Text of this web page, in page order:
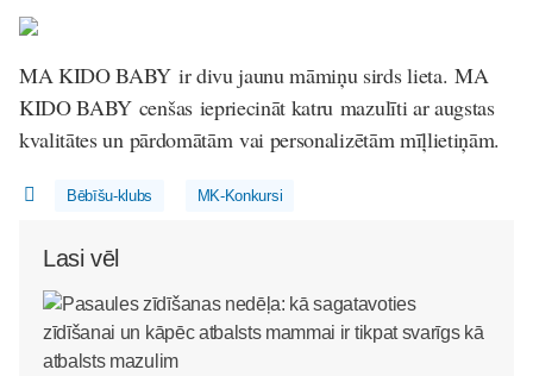
MA KIDO BABY ir divu jaunu māmiņu sirds lieta. MA
KIDO BABY cenšas iepriecināt katru mazulīti ar augstas
kvalitātes un pārdomātām vai personalizētām mīļlietiņām.
Bēbīšu-klubs MK-Konkursi
Lasi vēl